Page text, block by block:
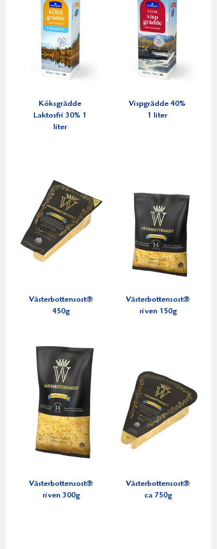
Köksgrädde
Laktosfri 30% 1
liter
Vispgrädde 40%
1 liter
Västerbottensost®
450g
Västerbottensost®
riven 150g
Västerbottensost®
riven 300g
Västerbottensost®
ca 750g